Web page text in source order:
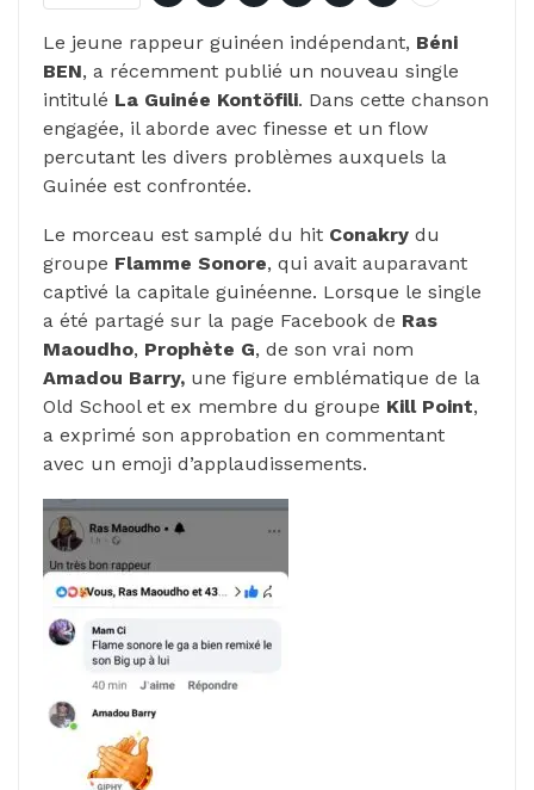
Le jeune rappeur guinéen indépendant, Béni
BEN, a récemment publié un nouveau single
intitulé La Guinée Kontöfili. Dans cette chanson
engagée, il aborde avec finesse et un flow
percutant les divers problèmes auxquels la
Guinée est confrontée.
Le morceau est samplé du hit Conakry du
groupe Flamme Sonore, qui avait auparavant
captivé la capitale guinéenne. Lorsque le single
a été partagé sur la page Facebook de Ras
Maoudho, Prophète G, de son vrai nom
Amadou Barry, une figure emblématique de la
Old School et ex membre du groupe Kill Point,
a exprimé son approbation en commentant
avec un emoji d’applaudissements.